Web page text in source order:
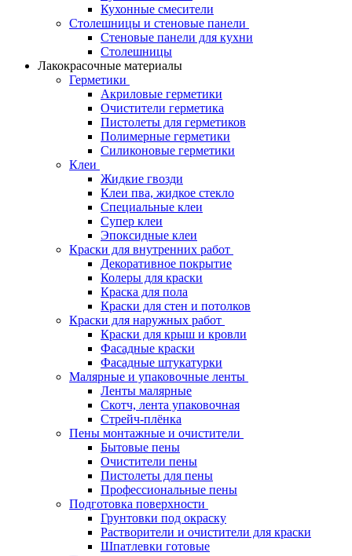
Кухонные смесители
Столешницы и стеновые панели
Стеновые панели для кухни
Столешницы
Лакокрасочные материалы
Герметики
Акриловые герметики
Очистители герметика
Пистолеты для герметиков
Полимерные герметики
Силиконовые герметики
Клеи
Жидкие гвозди
Клеи пва, жидкое стекло
Специальные клеи
Супер клеи
Эпоксидные клеи
Краски для внутренних работ
Декоративное покрытие
Колеры для краски
Краска для пола
Краски для стен и потолков
Краски для наружных работ
Краски для крыш и кровли
Фасадные краски
Фасадные штукатурки
Малярные и упаковочные ленты
Ленты малярные
Скотч, лента упаковочная
Стрейч-плёнка
Пены монтажные и очистители
Бытовые пены
Очистители пены
Пистолеты для пены
Профессиональные пены
Подготовка поверхности
Грунтовки под окраску
Растворители и очистители для краски
Шпатлевки готовые